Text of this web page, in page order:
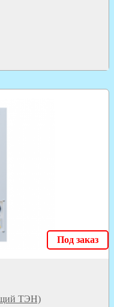
Под заказ
ТЭН)